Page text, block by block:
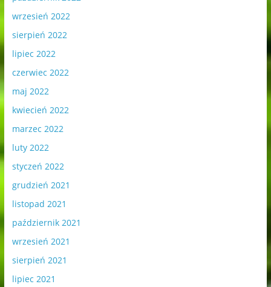
wrzesień 2022
sierpień 2022
lipiec 2022
czerwiec 2022
maj 2022
kwiecień 2022
marzec 2022
luty 2022
styczeń 2022
grudzień 2021
listopad 2021
październik 2021
wrzesień 2021
sierpień 2021
lipiec 2021